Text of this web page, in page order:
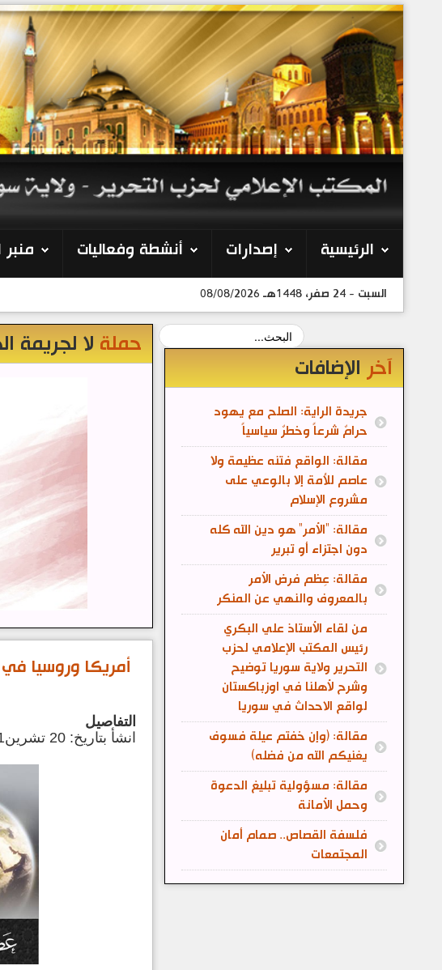
الرئيسية إصدارات أنشطة وفعاليات
السبت - 24 صفر، 1448هـ 08/08/2026
حملة لا لجريمة
أمريكا وروسيا
التفاصيل
انشأ بتاريخ: 20 تشرين1/أكتوير 2015
آخر الإضافات
جريدة الراية: الصلح مع يهود
حرامٌ شرعاً وخطرٌ سياسياً
مقالة: الواقع فتنه عظيمة ولا
عاصم للأمة إلا بالوعي على
مشروع الإسلام
مقالة: "الأمر" هو دين الله كله
دون اجتزاء أو تبرير
مقالة: عِظم فرض الأمر
بالمعروف والنهي عن المنكر
من لقاء الأستاذ علي البكري
رئيس المكتب الإعلامي لحزب
التحرير ولاية سوريا توضيح
وشرح لأهلنا في اوزباكستان
لواقع الاحداث في سوريا
مقالة: (وإن خفتم عيلة فسوف
يغنيكم الله من فضله)
مقالة: مسؤولية تبليغ الدعوة
وحمل الأمانة
فلسفة القصاص.. صمام أمان
المجتمعات